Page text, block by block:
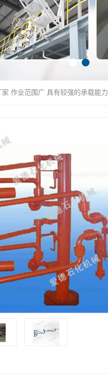
作业范围广 具有较强的承载能力